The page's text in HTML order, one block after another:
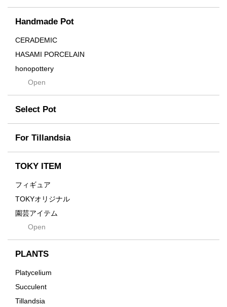
Cream
Crown
Distortion
Drop
DUNE
Flames
For
Former
Fused
Earth
emeth
Enhance
Grid
Innocence
Kodama
Handmade Pot
CERADEMIC
HASAMI PORCELAIN
honopottery
nocturne
tamanhayat
TETSUYA OZAWA
Scratch
Takehiro Ito
Yuya Iha
Open
Select Pot
For Tillandsia
TOKY ITEM
フィギュア
TOKYオリジナル
園芸アイテム
土・化粧石・活力剤
インテリア・デザイン雑貨
Tシャツ・バッグ
その他
Open
PLANTS
Platycelium
Succulent
Tillandsia